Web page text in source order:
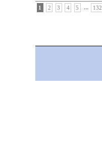
1 2 3 4 5 ... 132